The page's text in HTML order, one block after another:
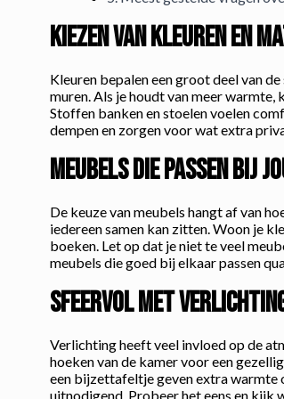
Kiezen van kleuren en
Kleuren bepalen een groot deel van
muren. Als je houdt van meer
Stoffen banken en stoelen voelen
dempen en zorgen voor wat extra
Meubels die passen bij
De keuze van meubels hangt af van
iedereen samen kan zitten. Woon je
boeken. Let op dat je niet te veel
meubels die goed bij elkaar passen
Sfeervol met
Verlichting heeft veel invloed op de
hoeken van de kamer voor een
een bijzettafeltje geven extra warmte
uitnodigend. Probeer het eens en kijk